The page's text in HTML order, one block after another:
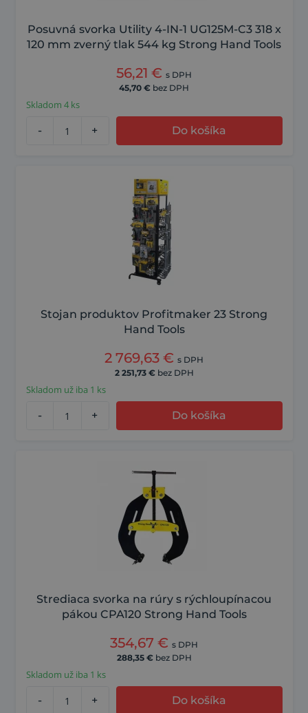
Posuvná svorka Utility 4-IN-1 UG125M-C3 318 x
120 mm zverný tlak 544 kg Strong Hand Tools
56,21 € s DPH
45,70 € bez DPH
Skladom 4 ks
- + Do košíka
Stojan produktov Profitmaker 23 Strong
Hand Tools
2 769,63 € s DPH
2 251,73 € bez DPH
Skladom už iba 1 ks
- + Do košíka
Strediaca svorka na rúry s rýchloupínacou
pákou CPA120 Strong Hand Tools
354,67 € s DPH
288,35 € bez DPH
Skladom už iba 1 ks
- + Do košíka